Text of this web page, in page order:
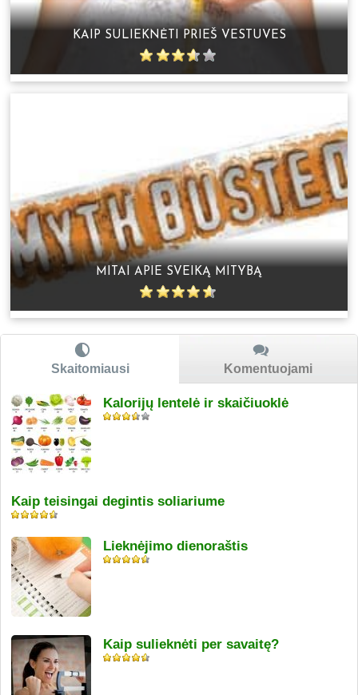
KAIP SULIEKNĖTI PRIEŠ VESTUVES
MITAI APIE SVEIKĄ MITYBĄ
Skaitomiausi Komentuojami
Kalorijų lentelė ir skaičiuoklė
Kaip teisingai degintis soliariume
Lieknėjimo dienoraštis
Kaip sulieknėti per savaitę?